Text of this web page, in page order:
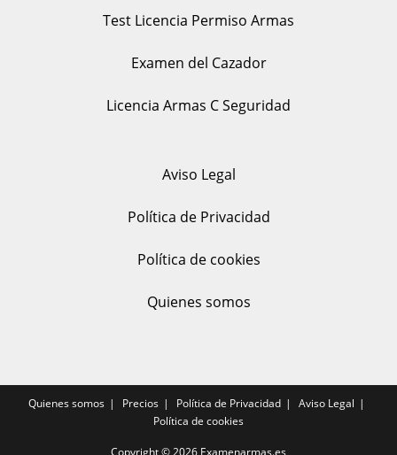
Test Licencia Permiso Armas
Examen del Cazador
Licencia Armas C Seguridad
Aviso Legal
Política de Privacidad
Política de cookies
Quienes somos
Quienes somos Precios Política de Privacidad
Aviso Legal
Política de cookies
Copyright © 2026 Examenarmas.es